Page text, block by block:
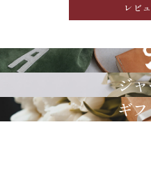
レビ
GRIMM LAB
ジ
ギ